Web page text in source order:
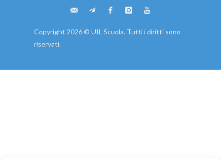
Copyright 2026 © UIL Scuola. Tutti i diritti sono
riservati.